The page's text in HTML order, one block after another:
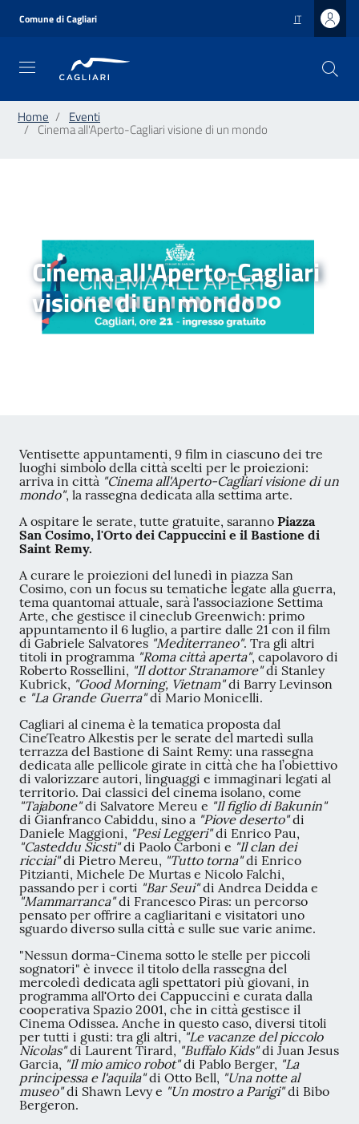
Comune di Cagliari IT
Home Eventi
Cinema all'Aperto-Cagliari visione di un mondo
Cinema all'Aperto-Cagliari
visione di un mondo
Ventisette appuntamenti, 9 film in ciascuno dei tre
luoghi simbolo della città scelti per le proiezioni:
arriva in città "Cinema all'Aperto-Cagliari visione di un
mondo", la rassegna dedicata alla settima arte.
A ospitare le serate, tutte gratuite, saranno Piazza
San Cosimo, l'Orto dei Cappuccini e il Bastione di
Saint Remy.
A curare le proiezioni del lunedì in piazza San
Cosimo, con un focus su tematiche legate alla guerra,
tema quantomai attuale, sarà l'associazione Settima
Arte, che gestisce il cineclub Greenwich: primo
appuntamento il 6 luglio, a partire dalle 21 con il film
di Gabriele Salvatores "Mediterraneo". Tra gli altri
titoli in programma "Roma città aperta", capolavoro di
Roberto Rossellini, "Il dottor Stranamore"di Stanley
Kubrick, "Good Morning, Vietnam"di Barry Levinson
e "La Grande Guerra"di Mario Monicelli.
Cagliari al cinema è la tematica proposta dal
CineTeatro Alkestis per le serate del martedì sulla
terrazza del Bastione di Saint Remy: una rassegna
dedicata alle pellicole girate in città che ha l’obiettivo
di valorizzare autori, linguaggi e immaginari legati al
territorio. Dai classici del cinema isolano, come
"Tajabone"di Salvatore Mereu e "Il figlio di Bakunin"
di Gianfranco Cabiddu, sino a "Piove deserto"di
Daniele Maggioni, "Pesi Leggeri"di Enrico Pau,
"Casteddu Sicsti"di Paolo Carboni e "Il clan dei
ricciai"di Pietro Mereu, "Tutto torna"di Enrico
Pitzianti, Michele De Murtas e Nicolo Falchi,
passando per i corti "Bar Seui"di Andrea Deidda e
"Mammarranca"di Francesco Piras: un percorso
pensato per offrire a cagliaritani e visitatori uno
sguardo diverso sulla città e sulle sue varie anime.
"Nessun dorma-Cinema sotto le stelle per piccoli
sognatori" è invece il titolo della rassegna del
mercoledì dedicata agli spettatori più giovani, in
programma all'Orto dei Cappuccini e curata dalla
cooperativa Spazio 2001, che in città gestisce il
Cinema Odissea. Anche in questo caso, diversi titoli
per tutti i gusti: tra gli altri, "Le vacanze del piccolo
Nicolas"di Laurent Tirard, "Buffalo Kids"di Juan Jesus
Garcia, "Il mio amico robot"di Pablo Berger, "La
principessa e l'aquila"di Otto Bell, "Una notte al
museo"di Shawn Levy e "Un mostro a Parigi"di Bibo
Bergeron.